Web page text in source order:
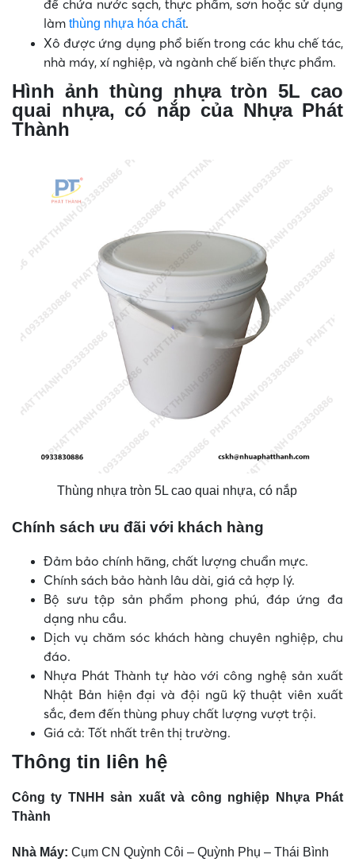
để chứa nước sạch, thực phẩm, sơn hoặc sử dụng
làm thùng nhựa hóa chất.
Xô được ứng dụng phổ biến trong các khu chế tác,
nhà máy, xí nghiệp, và ngành chế biến thực phẩm.
Hình ảnh thùng nhựa tròn 5L cao
quai nhựa, có nắp của Nhựa Phát
Thành
Thùng nhựa tròn 5L cao quai nhựa, có nắp
Chính sách ưu đãi với khách hàng
Đảm bảo chính hãng, chất lượng chuẩn mực.
Chính sách bảo hành lâu dài, giá cả hợp lý.
Bộ sưu tập sản phẩm phong phú, đáp ứng đa
dạng nhu cầu.
Dịch vụ chăm sóc khách hàng chuyên nghiệp, chu
đáo.
Nhựa Phát Thành tự hào với công nghệ sản xuất
Nhật Bản hiện đại và đội ngũ kỹ thuật viên xuất
sắc, đem đến thùng phuy chất lượng vượt trội.
Giá cả: Tốt nhất trên thị trường.
Thông tin liên hệ
Công ty TNHH sản xuất và công nghiệp Nhựa Phát
Thành
Nhà Máy: Cụm CN Quỳnh Côi – Quỳnh Phụ – Thái Bình